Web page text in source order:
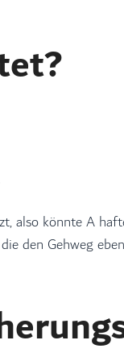
also könnte A
den Gehweg